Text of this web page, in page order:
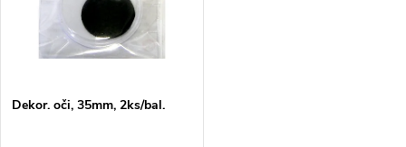
Dekor. oči, 35mm, 2ks/bal.